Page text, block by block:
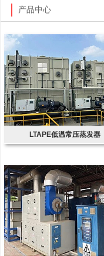
产品中心
LTAPE低温常压蒸发器